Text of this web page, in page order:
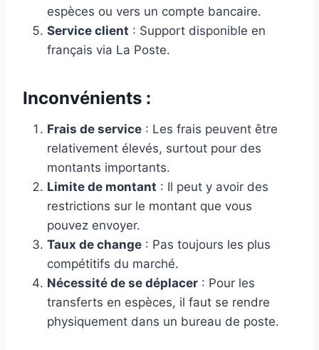
espèces ou vers un compte bancaire.
Service client : Support disponible en
français via La Poste.
Inconvénients :
Frais de service : Les frais peuvent être
relativement élevés, surtout pour des
montants importants.
Limite de montant : Il peut y avoir des
restrictions sur le montant que vous
pouvez envoyer.
Taux de change : Pas toujours les plus
compétitifs du marché.
Nécessité de se déplacer : Pour les
transferts en espèces, il faut se rendre
physiquement dans un bureau de poste.